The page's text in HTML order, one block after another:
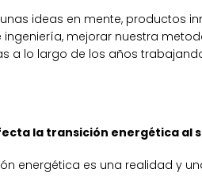
ideas en mente, productos
ingeniería, mejorar nuestra
a lo largo de los años
la transición energética al
energética es una realidad y